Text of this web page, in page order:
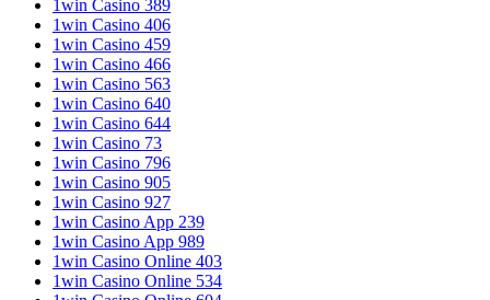
1win Casino 389
1win Casino 406
1win Casino 459
1win Casino 466
1win Casino 563
1win Casino 640
1win Casino 644
1win Casino 73
1win Casino 796
1win Casino 905
1win Casino 927
1win Casino App 239
1win Casino App 989
1win Casino Online 403
1win Casino Online 534